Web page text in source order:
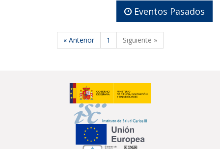
Eventos Pasados
« Anterior 1 Siguiente »